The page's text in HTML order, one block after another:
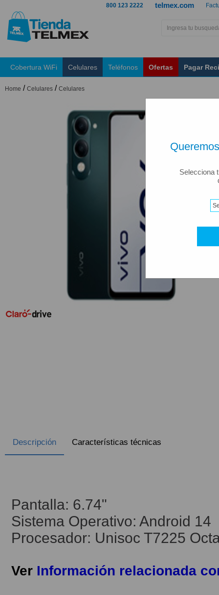
Selecciona
telmex.com
800 123 2222
Cobertura WiFi Celulares Teléfonos Ofertas Pagar
Home / Celulares / Celulares
Descripción Características técnicas
Pantalla: 6.74"
Sistema Operativo: Android 14
Procesador: Unisoc T7225
Ver Información relacionada